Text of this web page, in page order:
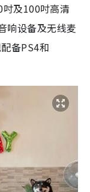
及100吋高清
响设备及无线麦
备PS4和